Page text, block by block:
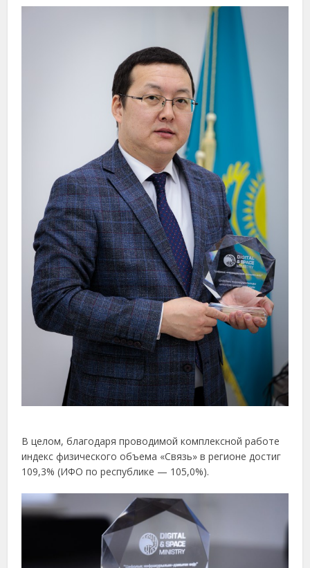
В целом, благодаря проводимой комплексной работе
индекс физического объема «Связь» в регионе достиг
109,3% (ИФО по республике — 105,0%).